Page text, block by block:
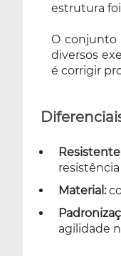
estrutura
O conjunto
diversos
é corrigir
Material:
agilidade